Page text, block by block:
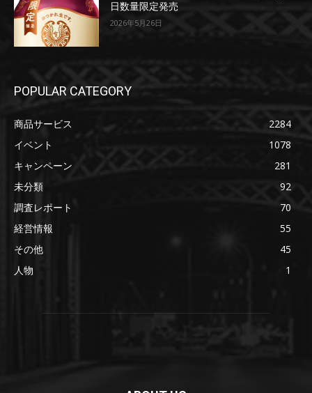
日数量限定発売
2026年5月26日
POPULAR CATEGORY
商品サービス
2284
イベント
1078
キャンペーン
281
未分類
92
調査レポート
70
経営情報
55
その他
45
人物
1